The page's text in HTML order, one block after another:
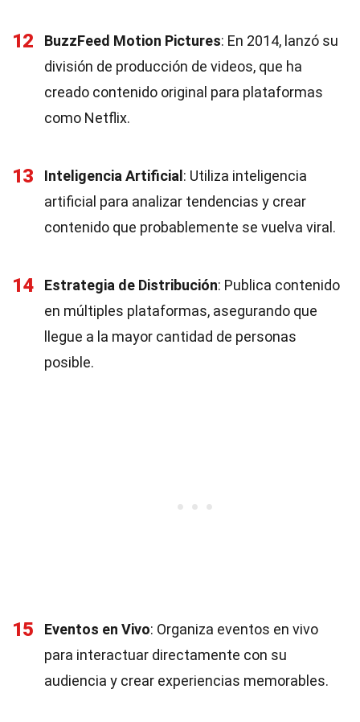
12 BuzzFeed Motion Pictures: En 2014, lanzó su
división de producción de videos, que ha
creado contenido original para plataformas
como Netflix.
13 Inteligencia Artificial : Utiliza inteligencia
artificial para analizar tendencias y crear
contenido que probablemente se vuelva viral.
14 Estrategia de Distribución: Publica contenido
en múltiples plataformas, asegurando que
llegue a la mayor cantidad de personas
posible.
15 Eventos en Vivo: Organiza eventos en vivo
para interactuar directamente con su
audiencia y crear experiencias memorables.